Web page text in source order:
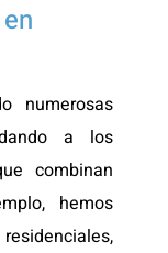
numerosas
a los
combinan
hemos